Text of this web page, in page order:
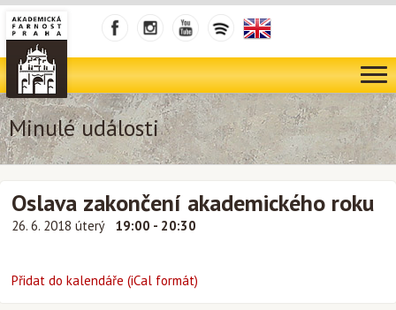
Minulé události
Oslava zakončení akademického roku
26. 6. 2018 úterý 19:00 - 20:30
Přidat do kalendáře (iCal formát)